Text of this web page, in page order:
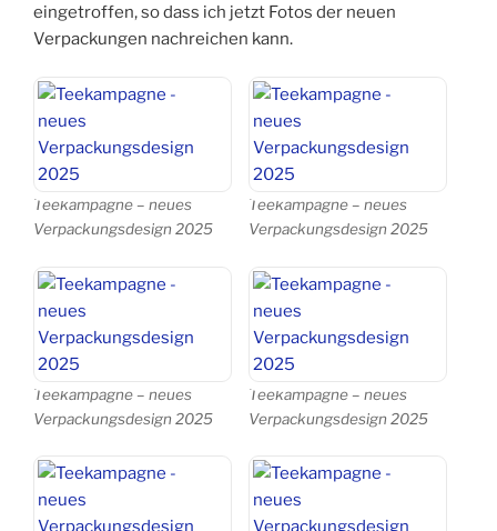
eingetroffen, so dass ich jetzt Fotos der neuen
Verpackungen nachreichen kann.
Teekampagne – neues
Verpackungsdesign 2025
Teekampagne – neues
Verpackungsdesign 2025
Teekampagne – neues
Verpackungsdesign 2025
Teekampagne – neues
Verpackungsdesign 2025